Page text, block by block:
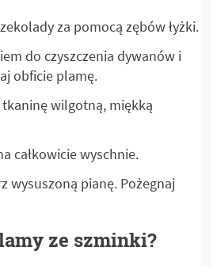
za pomocą zębów łyżki.
do czyszczenia dywanów i
obficie plamę.
wilgotną, miękką
całkowicie wyschnie.
wysuszoną pianę. Pożegnaj
ze szminki?